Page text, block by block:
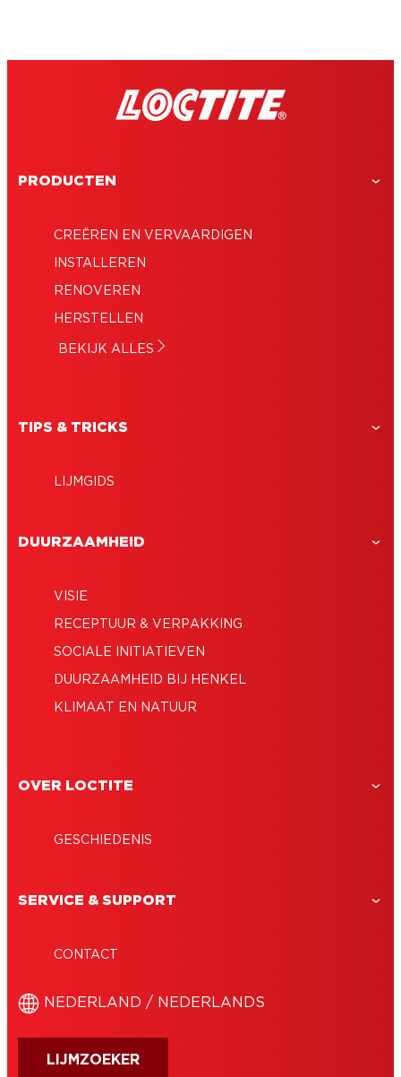
PRODUCTEN
CREËREN EN VERVAARDIGEN
INSTALLEREN
RENOVEREN
HERSTELLEN
BEKIJK ALLES
TIPS & TRICKS
LIJMGIDS
DUURZAAMHEID
VISIE
RECEPTUUR & VERPAKKING
SOCIALE INITIATIEVEN
DUURZAAMHEID BIJ HENKEL
KLIMAAT EN NATUUR
OVER LOCTITE
GESCHIEDENIS
SERVICE & SUPPORT
CONTACT
NEDERLAND / NEDERLANDS
LIJMZOEKER